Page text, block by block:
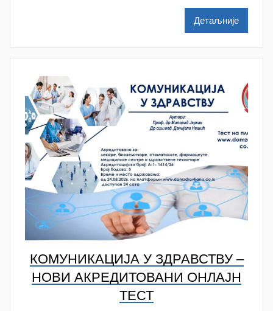
e
n
o
v
i
Детаљније
КОМУНИКАЦИЈА У ЗДРАВСТВУ –
НОВИ АКРЕДИТОВАНИ ОНЛАЈН
ТЕСТ